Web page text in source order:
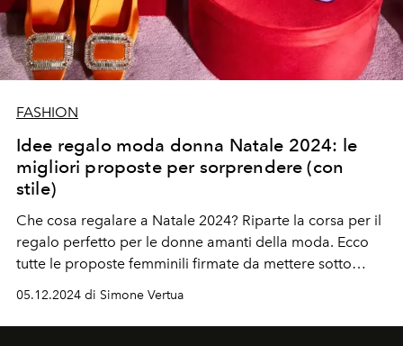
FASHION
Idee regalo moda donna Natale 2024: le
migliori proposte per sorprendere (con
stile)
Che cosa regalare a Natale 2024? Riparte la corsa per il
regalo perfetto per le donne amanti della moda. Ecco
tutte le proposte femminili firmate da mettere sotto
05.12.2024 di Simone Vertua